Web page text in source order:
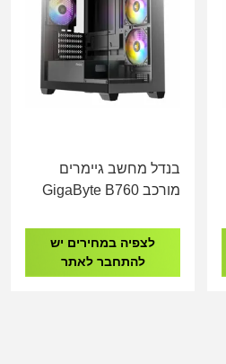
בנדל מחשב גיימרים
מורכב GigaByte B760
DDR5 1TB NVME RTX
לצפיה במחירים יש
להתחבר לאתר